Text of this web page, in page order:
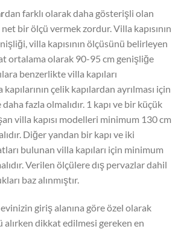
dan farklı olarak daha gösterişli olan
net bir ölçü vermek zordur. Villa kapısının
villa kapısının ölçüsünü belirleyen
ortalama olarak 90-95 cm genişliğe
benzerlikte villa kapıları
çelik kapılardan ayrılması için
fazla olmalıdır. 1 kapı ve bir küçük
villa kapısı modelleri minimum 130 cm
Diğer yandan bir kapı ve iki
bulunan villa kapıları için minimum
Verilen ölçülere dış pervazlar dahil
baz alınmıştır.
giriş alanına göre özel olarak
dikkat edilmesi gereken en